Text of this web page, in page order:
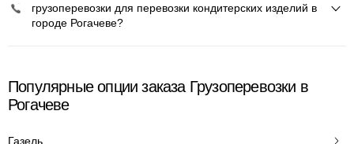
грузоперевозки для перевозки кондитерских изделий в
городе Рогачеве?
Популярные опции заказа Грузоперевозки в
Рогачеве
Газель